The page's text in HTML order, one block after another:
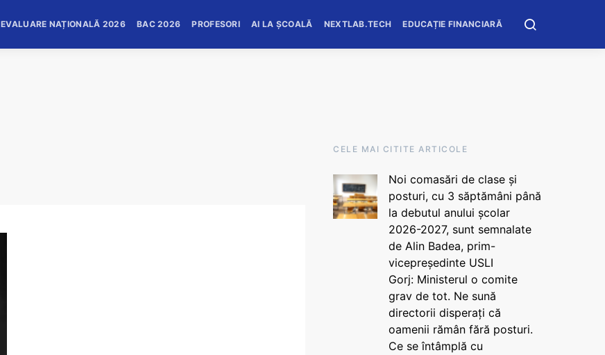
EVALUARE NAȚIONALĂ 2026 BAC 2026 PROFESORI AI LA ȘCOALĂ NEXTLAB.TECH EDUCAȚIE FINANCIARĂ
CELE MAI CITITE ARTICOLE
Noi comasări de clase și
posturi, cu 3 săptămâni până
la debutul anului școlar
2026-2027, sunt semnalate
de Alin Badea, prim-
vicepreședinte USLI
Gorj: Ministerul o comite
grav de tot. Ne sună
directorii disperați că
oamenii rămân fără posturi.
Ce se întâmplă cu